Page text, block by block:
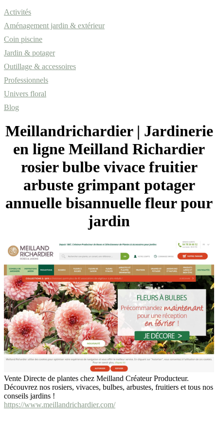
Activités
Aménagement jardin & extérieur
Coin piscine
Jardin & potager
Outillage & accessoires
Professionnels
Univers floral
Blog
Meil­landri­char­dier | Jardinerie
en ligne Meilland Richardier
rosier bulbe vivace fruitier
arbuste grimpant potager
annuelle bisannuelle fleur pour
jardin
Vente Directe de plantes chez Meilland Créateur Producteur.
Découvrez nos rosiers, vivaces, bulbes, arbustes, fruitiers et tous nos
conseils jardins !
https://www.meillandrichardier.com/